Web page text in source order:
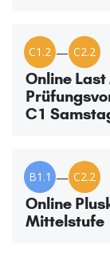
C1.2 — C2.2
Online
C1
B1.1 — C2.2
Online
Mittelstufe